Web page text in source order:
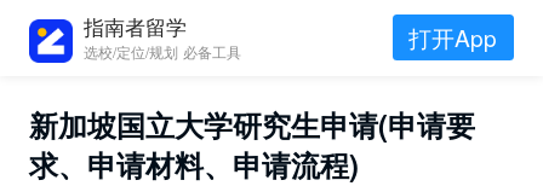
指南者留学
选校/定位/规划 必备工具 打开App
新加坡国立大学研究生申请(申请要
求、申请材料、申请流程)